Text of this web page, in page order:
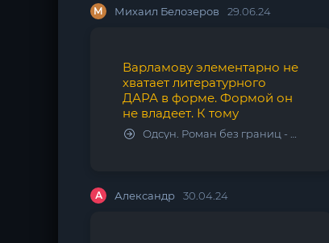
М Михаил Белозеров 29.06.24
Варламову элементарно не
хватает литературного
ДАРА в форме. Формой он
не владеет. К тому
Одсун. Роман без границ - Алексей Варламов
А Александр 30.04.24